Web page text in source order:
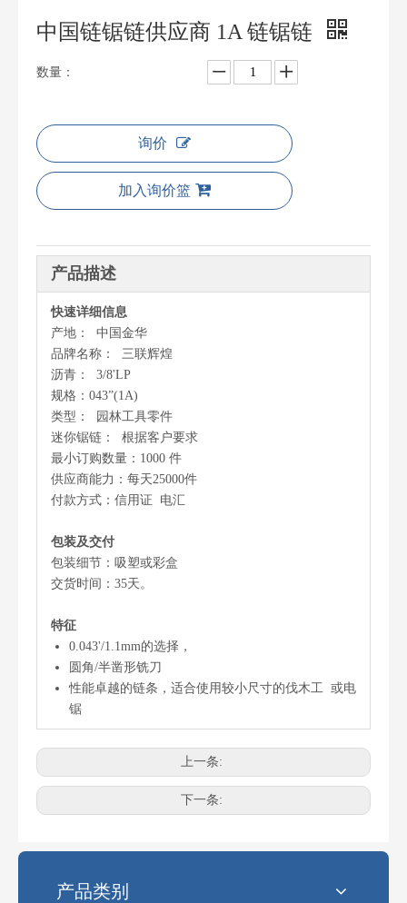
中国链锯链供应商 1A 链锯链
数量：
询价
加入询价篮
产品描述
快速详细信息
产地： 中国金华
品牌名称： 三联辉煌
沥青： 3/8'LP
规格：043”(1A)
类型： 园林工具零件
迷你锯链： 根据客户要求
最小订购数量：1000 件
供应商能力：每天25000件
付款方式：信用证 电汇
包装及交付
包装细节：吸塑或彩盒
交货时间：35天。
特征
0.043'/1.1mm的选择，
圆角/半凿形铣刀
性能卓越的链条，适合使用较小尺寸的伐木工 或电
锯
上一条:
下一条:
产品类别
电锯最常见的链条尺寸是多少？